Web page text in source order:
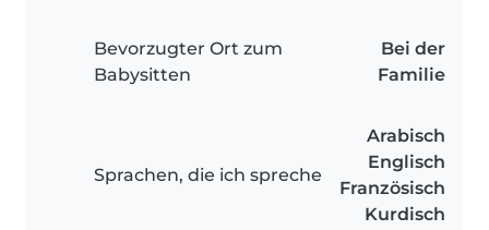
Bevorzugter Ort zum
Babysitten
Bei der
Familie
Sprachen, die ich spreche
Arabisch
Englisch
Französisch
Kurdisch